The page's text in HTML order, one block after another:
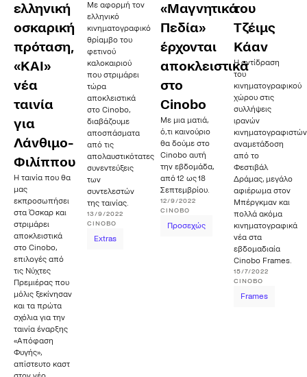
ελληνική
οσκαρική
πρόταση,
«ΚΑΙ»
νέα
ταινία
για
Λάνθιμο-
Φιλίππου
Η ταινία που θα
μας
εκπροσωπήσει
στα Όσκαρ και
στριμάρει
αποκλειστικά
στο Cinobo,
επιλογές από
τις Νύχτες
Πρεμιέρας που
μόλις ξεκίνησαν
και τα πρώτα
σχόλια για την
ταινία έναρξης
«Απόφαση
Φυγής»,
απίστευτο καστ
Με αφορμή τον
ελληνικό
κινηματογραφικό
θρίαμβο του
φετινού
καλοκαιριού
που στριμάρει
τώρα
αποκλειστικά
στο Cinobo,
διαβάζουμε
αποσπάσματα
από τις
απολαυστικότατες
συνεντεύξεις
των
συντελεστών
της ταινίας.
13/9/2022
CINOBO
Extras
«Μαγνητικά
Πεδία»
έρχονται
αποκλειστικά
στο
Cinobo
Με μια ματιά,
ό,τι καινούριο
θα δούμε στο
Cinobo αυτή
την εβδομάδα,
από 12 ως 18
Σεπτεμβρίου.
12/9/2022
CINOBO
Προσεχώς
του
Τζέιμς
Κάαν
Η αντίδραση
του
κινηματογραφικού
χώρου στις
συλλήψεις
ιρανών
αναμετάδοση
από το
Φεστιβάλ
Δράμας, μεγάλο
αφιέρωμα στον
Μπέργκμαν και
πολλά ακόμα
κινηματογραφικά
νέα στα
εβδομαδιαία
Cinobo Frames.
15/7/2022
CINOBO
Frames